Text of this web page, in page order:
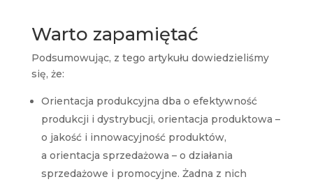
Warto zapamiętać
Podsumowując, z tego artykułu dowiedzieliśmy
się, że:
Orientacja produkcyjna dba o efektywność
produkcji i dystrybucji, orientacja produktowa –
o jakość i innowacyjność produktów,
a orientacja sprzedażowa – o działania
sprzedażowe i promocyjne. Żadna z nich